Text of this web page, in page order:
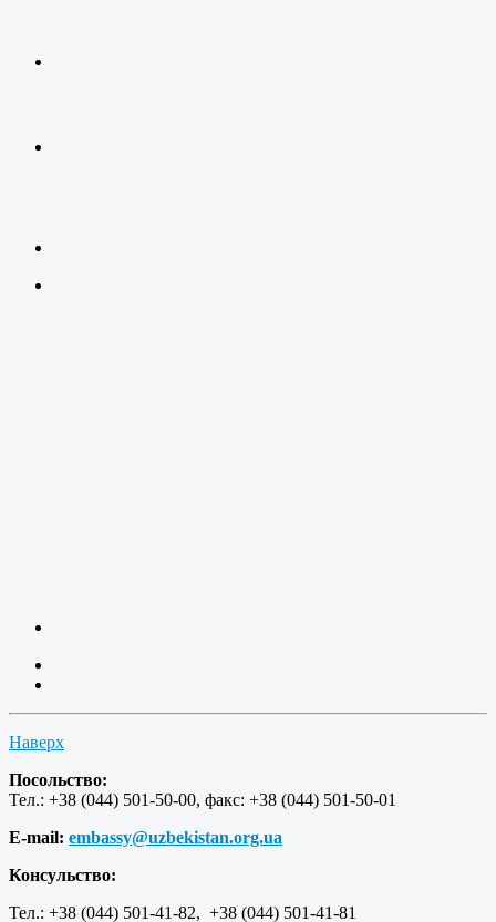
Наверх
Посольство:
Тел.: +38 (044) 501-50-00, факс: +38 (044) 501-50-01
E-mail: embassy@uzbekistan.org.ua
Консульство:
Тел.: +38 (044) 501-41-82, +38 (044) 501-41-81